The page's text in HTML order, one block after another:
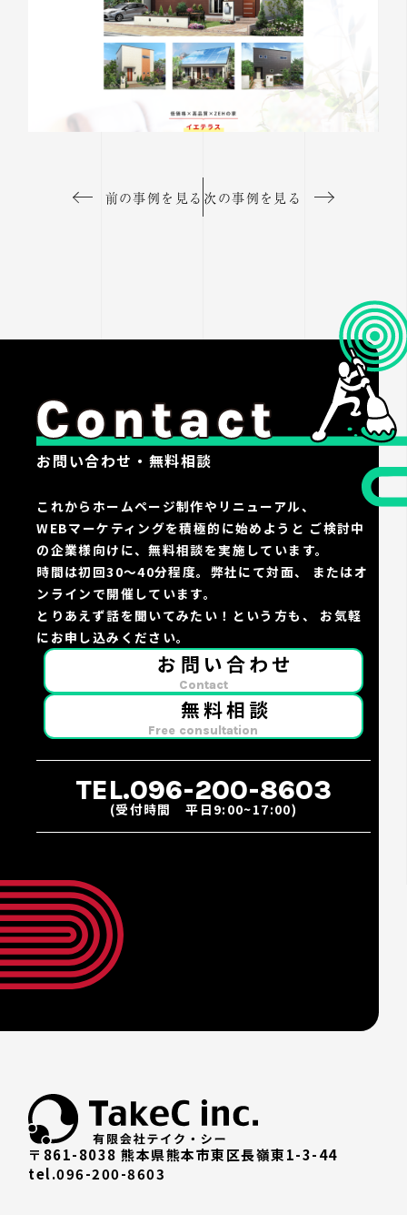
前の事例を見る 次の事例を見る
お問い合わせ・無料相談
これからホームページ制作やリニューアル、
WEBマーケティングを積極的に始めようと ご検討中
の企業様向けに、無料相談を実施しています。
時間は初回30〜40分程度。弊社にて対面、
またはオ
ンラインで開催しています。
とりあえず話を聞いてみたい！という方も、
お気軽
にお申し込みください。
お問い合わせ
Contact
無料相談
Free consultation
TEL.096-200-8603
(受付時間 平日9:00~17:00)
〒861-8038 熊本県熊本市東区長嶺東1-3-44
tel.096-200-8603